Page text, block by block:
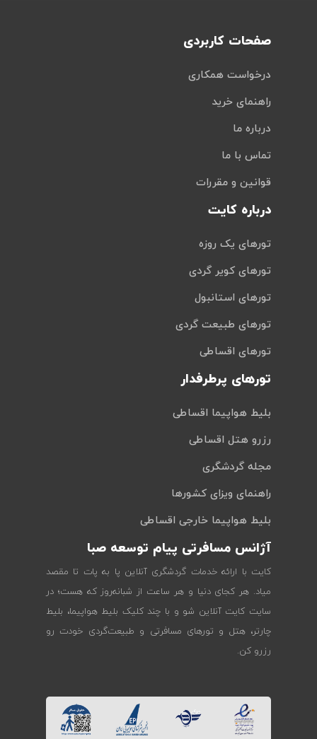
صفحات کاربردی
درخواست همکاری
راهنمای خرید
درباره ما
تماس با ما
قوانین و مقررات
درباره کایت
تورهای یک روزه
تورهای کویر گردی
تورهای استانبول
تورهای طبیعت گردی
تورهای اقساطی
تورهای پرطرفدار
بلیط هواپیما اقساطی
رزرو هتل اقساطی
مجله گردشگری
راهنمای ویزای کشورها
بلیط هواپیما خارجی اقساطی
آژانس مسافرتی پیام توسعه صبا
کایت با ارائه خدمات گردشگری آنلاین پا به پات تا مقصد
میاد. هر کجای دنیا و هر ساعت از شبانه‌روز که هست؛ در
سایت کایت آنلاین شو و با چند کلیک بلیط هواپیما، بلیط
چارتر، هتل و تورهای مسافرتی و طبیعت‌گردی خودت رو
رزرو کن.